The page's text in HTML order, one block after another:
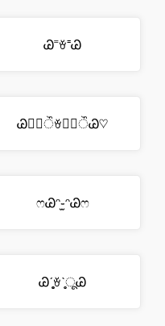
Ꮚ⁼ꈊ⁼Ꮚ
Ꮚ❛⃘ੌꈊ❛⃘ੌᏊ♡
ෆᏊᵔ֊̫ᵔᏊෆ
Ꮚˊ̥̥̥ꈊˋ̥̥ूᏊ